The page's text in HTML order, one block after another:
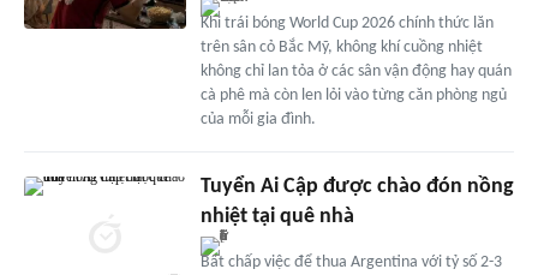
Khi trái bóng World Cup 2026 chính thức lăn
trên sân cỏ Bắc Mỹ, không khí cuồng nhiệt
không chỉ lan tỏa ở các sân vận động hay quán
cà phê mà còn len lỏi vào từng căn phòng ngủ
của mỗi gia đình.
Tuyển Ai Cập được chào đón nồng
nhiệt tại quê nhà
Bất chấp việc để thua Argentina với tỷ số 2-3